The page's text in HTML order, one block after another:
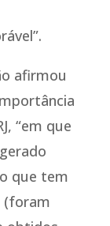
afirmou
“em que
que tem
(foram